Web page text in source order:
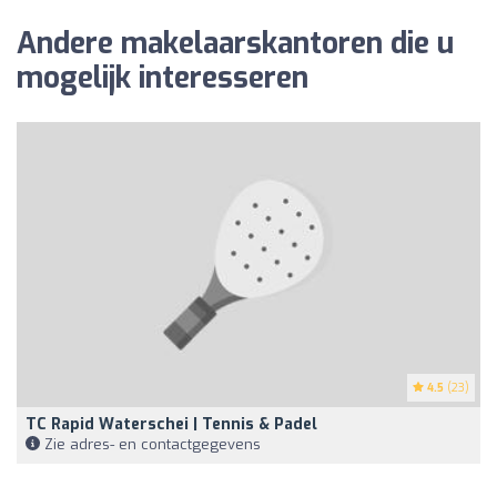
Andere makelaarskantoren die u
mogelijk interesseren
4.5 (23)
TC Rapid Waterschei | Tennis & Padel
Zie adres- en contactgegevens